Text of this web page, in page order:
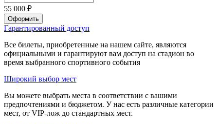
55 000 ₽
Оформить
Гарантированный доступ
Все билеты, приобретенные на нашем сайте, являются
официальными и гарантируют вам доступ на стадион во
время выбранного спортивного события
Широкий выбор мест
Вы можете выбрать места в соответствии с вашими
предпочтениями и бюджетом. У нас есть различные категории
мест, от VIP-лож до стандартных мест.